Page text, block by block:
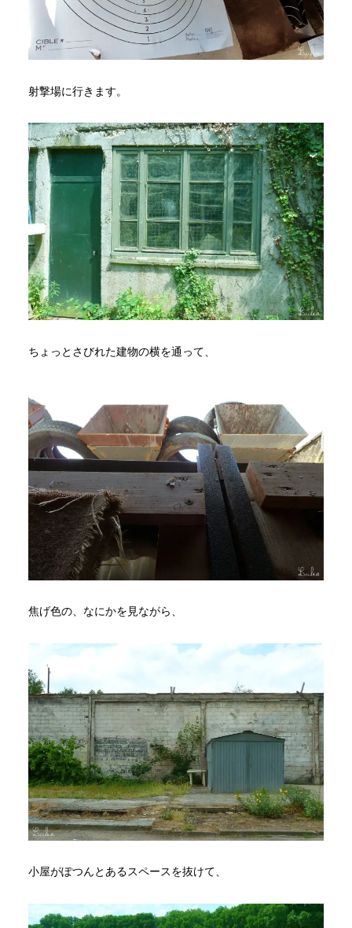
射撃場に行きます。
ちょっとさびれた建物の横を通って、
焦げ色の、なにかを見ながら、
小屋がぽつんとあるスペースを抜けて、